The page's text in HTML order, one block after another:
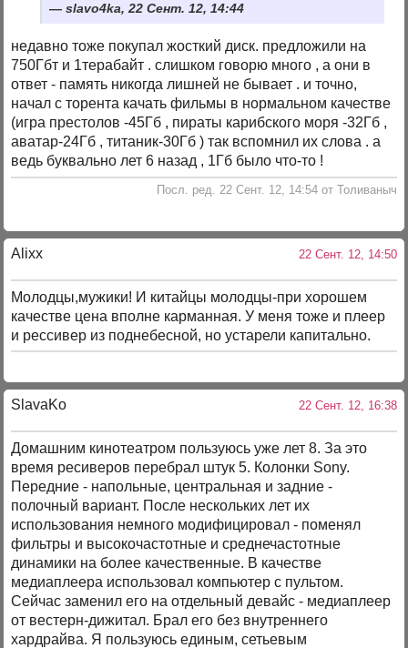
slavo4ka, 22 Сент. 12, 14:44
недавно тоже покупал жосткий диск. предложили на
750Гбт и 1терабайт . слишком говорю много , а они в
ответ - память никогда лишней не бывает . и точно,
начал с торента качать фильмы в нормальном качестве
(игра престолов -45Гб , пираты карибского моря -32Гб ,
аватар-24Гб , титаник-30Гб ) так вспомнил их слова . а
ведь буквально лет 6 назад , 1Гб было что-то !
Посл. ред. 22 Сент. 12, 14:54 от Толиваныч
Alixx 22 Сент. 12, 14:50
Молодцы,мужики! И китайцы молодцы-при хорошем
качестве цена вполне карманная. У меня тоже и плеер
и рессивер из поднебесной, но устарели капитально.
SlavaKo 22 Сент. 12, 16:38
Домашним кинотеатром пользуюсь уже лет 8. За это
время ресиверов перебрал штук 5. Колонки Sony.
Передние - напольные, центральная и задние -
полочный вариант. После нескольких лет их
использования немного модифицировал - поменял
фильтры и высокочастотные и среднечастотные
динамики на более качественные. В качестве
медиаплеера использовал компьютер с пультом.
Сейчас заменил его на отдельный девайс - медиаплеер
от вестерн-дижитал. Брал его без внутреннего
хардрайва. Я пользуюсь единым, сетьевым